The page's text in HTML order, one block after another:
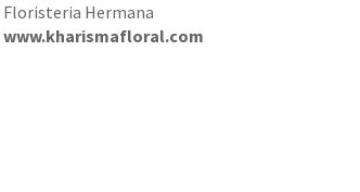
Floristeria Hermana
www.kharismafloral.com